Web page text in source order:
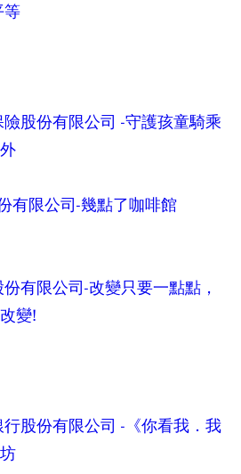
等
股份有限公司 -守護孩童騎乘
有限公司-幾點了咖啡館
有限公司-改變只要一點點，
變!
股份有限公司 -《你看我．我